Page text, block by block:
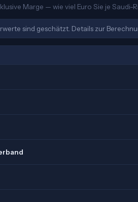
Marge — wie viel Euro Sie je Saudi-
sind geschätzt. Details zur